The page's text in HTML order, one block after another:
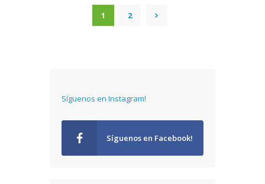
1 2
Síguenos en Instagram!
Síguenos en Facebook!